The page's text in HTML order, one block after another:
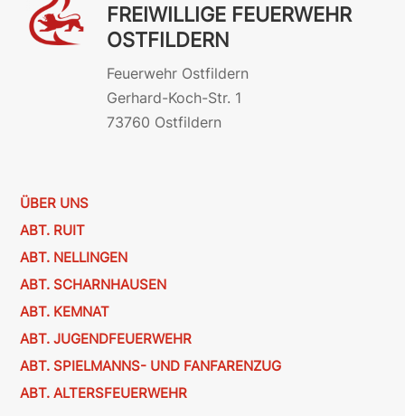
FREIWILLIGE FEUERWEHR
OSTFILDERN
Feuerwehr Ostfildern
Gerhard-Koch-Str. 1
73760 Ostfildern
ÜBER UNS
ABT. RUIT
ABT. NELLINGEN
ABT. SCHARNHAUSEN
ABT. KEMNAT
ABT. JUGENDFEUERWEHR
ABT. SPIELMANNS- UND FANFARENZUG
ABT. ALTERSFEUERWEHR